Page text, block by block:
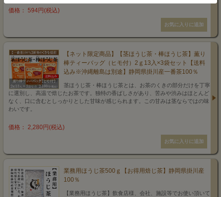
価格： 594円(税込)
【ネット限定商品】【茎ほうじ茶・棒ほうじ茶】薫り
棒ティーバッグ（ヒモ付）2ｇ13入×3袋セット【送料
込み※沖縄離島は別途】静岡県掛川産一番茶100％
茎ほうじ茶・棒ほうじ茶とは、お茶のくきの部分だけを丁寧
に選別し、高温で焙じたお茶です。独特の香ばしさがあり、苦みや渋みはほとんど
なく、口に含むとしっかりとした甘味が感じられます。この甘みは茎ならではの味
わいです。
価格： 2,280円(税込)
業務用ほうじ茶500ｇ【お得用焙じ茶】静岡県掛川産
100％
【業務用ほうじ茶】飲食店様、会社、施設等でお使い頂いて